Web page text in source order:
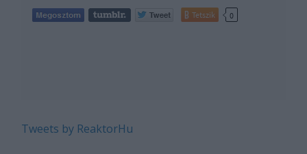
Tetszik 0
Tweets by ReaktorHu